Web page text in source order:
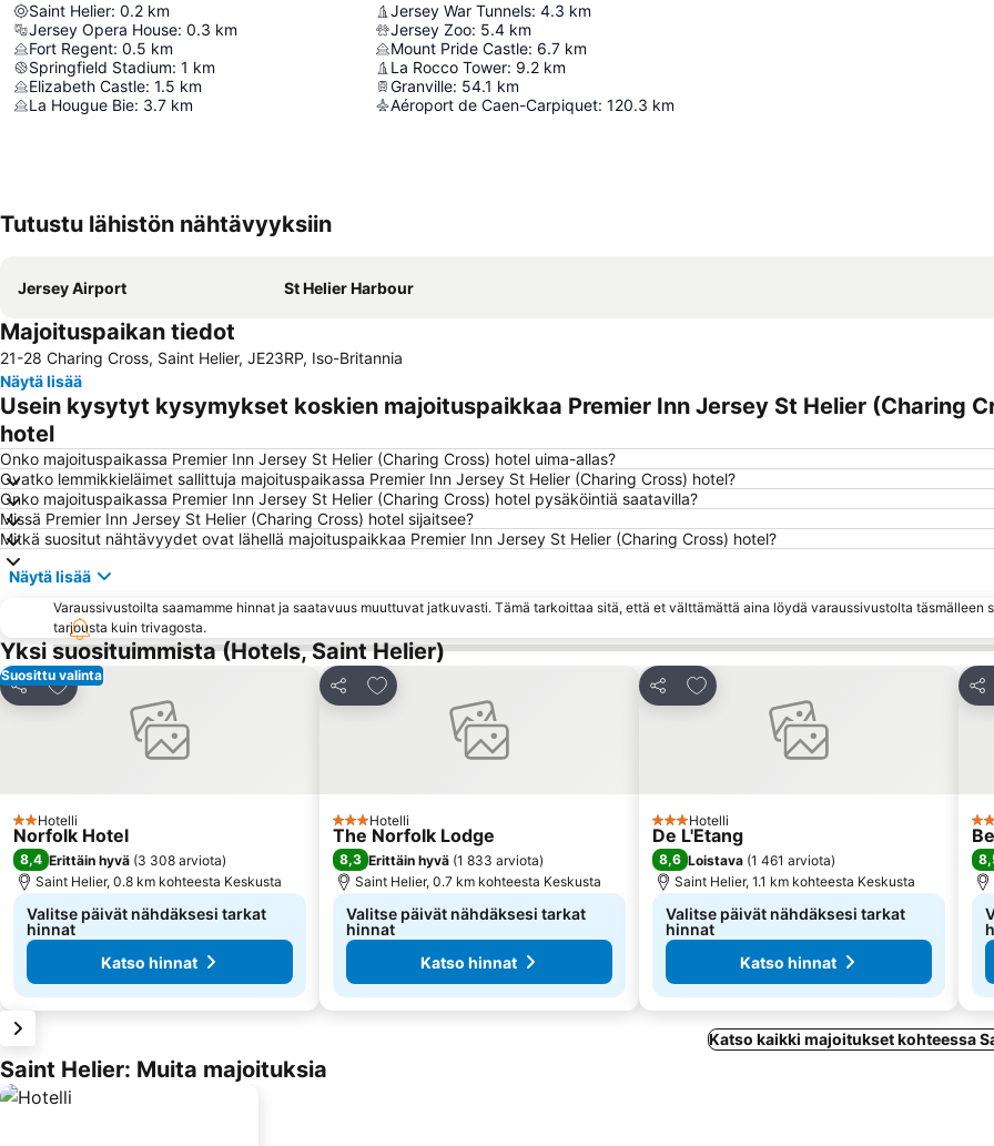
Saint Helier: 0.2 km
Jersey Opera House: 0.3 km
Fort Regent: 0.5 km
Springfield Stadium: 1 km
Elizabeth Castle: 1.5 km
La Hougue Bie: 3.7 km
Jersey War Tunnels: 4.3 km
Jersey Zoo: 5.4 km
Mount Pride Castle: 6.7 km
La Rocco Tower: 9.2 km
Granville: 54.1 km
Aéroport de Caen-Carpiquet: 120.3 km
Tutustu lähistön nähtävyyksiin
Jersey Airport St Helier Harbour
Majoituspaikan tiedot
21-28 Charing Cross, Saint Helier, JE23RP, Iso-Britannia
Näytä lisää
Usein kysytyt kysymykset koskien majoituspaikkaa Premier Inn Jersey St Helier (Charing
hotel
Onko majoituspaikassa Premier Inn Jersey St Helier (Charing Cross) hotel uima-allas?
Ovatko lemmikkieläimet sallittuja majoituspaikassa Premier Inn Jersey St Helier (Charing Cross) hotel?
Onko majoituspaikassa Premier Inn Jersey St Helier (Charing Cross) hotel pysäköintiä saatavilla?
Missä Premier Inn Jersey St Helier (Charing Cross) hotel sijaitsee?
Mitkä suositut nähtävyydet ovat lähellä majoituspaikkaa Premier Inn Jersey St Helier (Charing Cross) hotel?
Näytä lisää
Varaussivustoilta saamamme hinnat ja saatavuus muuttuvat jatkuvasti. Tämä tarkoittaa sitä, että et välttämättä aina löydä varaussivustolta täsmälleen
tarjousta kuin trivagosta.
Yksi suosituimmista (Hotels, Saint Helier)
Suosittu valinta
Jaa
Lisää suosikkeihin
2 Tähtiluokitus
Hotelli
Norfolk Hotel
8,4 Erittäin hyvä (3 308 arviota)
Saint Helier, 0.8 km kohteesta Keskusta
Valitse päivät nähdäksesi tarkat
hinnat
Katso hinnat
Jaa
Lisää suosikkeihin
3 Tähtiluokitus
Hotelli
The Norfolk Lodge
8,3 Erittäin hyvä (1 833 arviota)
Saint Helier, 0.7 km kohteesta Keskusta
Valitse päivät nähdäksesi tarkat
hinnat
Katso hinnat
Jaa
Lisää suosikkeihin
3 Tähtiluokitus
Hotelli
De L'Etang
8,6 Loistava (1 461 arviota)
Saint Helier, 1.1 km kohteesta Keskusta
Valitse päivät nähdäksesi tarkat
hinnat
Katso hinnat
Jaa
3
Katso kaikki majoitukset kohteessa
Saint Helier: Muita majoituksia